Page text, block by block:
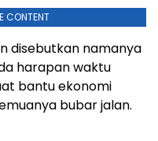
CONTENT
disebutkan namanya
harapan waktu
bantu ekonomi
bubar jalan.